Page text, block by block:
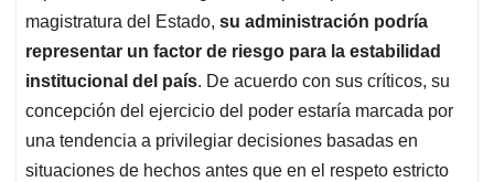
magistratura del Estado, su administración podría
representar un factor de riesgo para la estabilidad
institucional del país. De acuerdo con sus críticos, su
concepción del ejercicio del poder estaría marcada por
una tendencia a privilegiar decisiones basadas en
situaciones de hechos antes que en el respeto estricto